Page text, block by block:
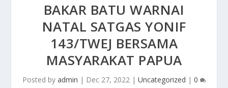
BAKAR BATU WARNAI
NATAL SATGAS YONIF
143/TWEJ BERSAMA
MASYARAKAT PAPUA
Posted by admin | Dec 27, 2022| Uncategorized | 0